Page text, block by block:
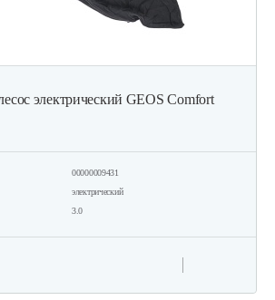
электрический GEOS Comfort
00000009431
электрический
3.0